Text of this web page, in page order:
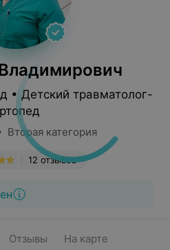
• Детский травматолог-
категория
12 отзывов
Отзывы На карте